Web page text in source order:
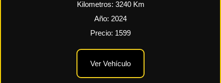
Kilometros: 3240Km
Año: 2024
Precio: 1599
Ver Vehículo